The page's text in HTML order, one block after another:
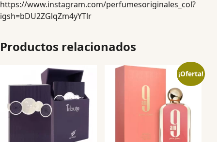
https://www.instagram.com/perfumesoriginales_col?
igsh=bDU2ZGlqZm4yYTlr
Productos relacionados
¡Oferta!